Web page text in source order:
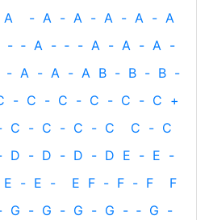
A - A - A - A - A - A
- ‐ A - ‐ - A - A - A -
- A - A - A B - B - B -
- C - C - C - C - C +
C - C - C - C C - C
D - D - D - D E - E -
E - E - E F - F - F
F
G - G - G - G - ‐ G -